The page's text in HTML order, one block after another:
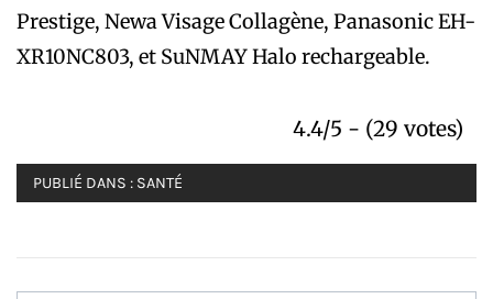
Prestige, Newa Visage Collagène, Panasonic EH-
XR10NC803, et SuNMAY Halo rechargeable.
4.4/5 - (29 votes)
PUBLIÉ DANS : SANTÉ